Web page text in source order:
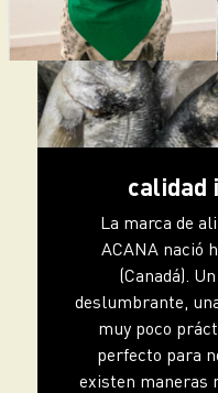
calidad
La marca de
ACANA nació
(Canadá).
deslumbrante,
muy poco
perfecto para
existen maneras